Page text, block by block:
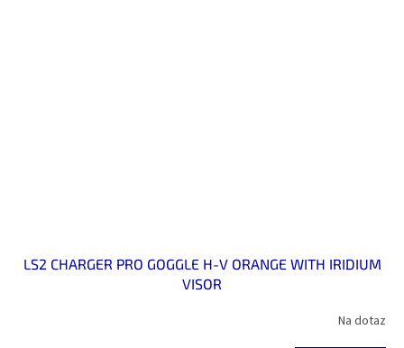
LS2 CHARGER PRO GOGGLE H-V ORANGE WITH IRIDIUM
VISOR
Na dotaz